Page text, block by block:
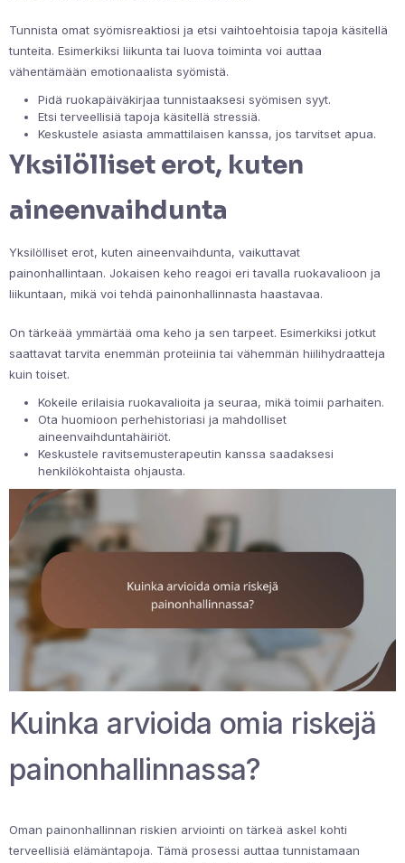
Tunnista omat syömisreaktiosi ja etsi vaihtoehtoisia tapoja käsitellä
tunteita. Esimerkiksi liikunta tai luova toiminta voi auttaa
vähentämään emotionaalista syömistä.
Pidä ruokapäiväkirjaa tunnistaaksesi syömisen syyt.
Etsi terveellisiä tapoja käsitellä stressiä.
Keskustele asiasta ammattilaisen kanssa, jos tarvitset apua.
Yksilölliset erot, kuten
aineenvaihdunta
Yksilölliset erot, kuten aineenvaihdunta, vaikuttavat
painonhallintaan. Jokaisen keho reagoi eri tavalla ruokavalioon ja
liikuntaan, mikä voi tehdä painonhallinnasta haastavaa.
On tärkeää ymmärtää oma keho ja sen tarpeet. Esimerkiksi jotkut
saattavat tarvita enemmän proteiinia tai vähemmän hiilihydraatteja
kuin toiset.
Kokeile erilaisia ruokavalioita ja seuraa, mikä toimii parhaiten.
Ota huomioon perhehistoriasi ja mahdolliset
aineenvaihduntahäiriöt.
Keskustele ravitsemusterapeutin kanssa saadaksesi
henkilökohtaista ohjausta.
Kuinka arvioida omia riskejä
painonhallinnassa?
Oman painonhallinnan riskien arviointi on tärkeä askel kohti
terveellisiä elämäntapoja. Tämä prosessi auttaa tunnistamaan